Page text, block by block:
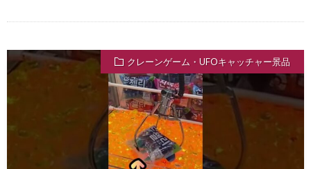
クレーンゲーム・UFOキャッチャー景品